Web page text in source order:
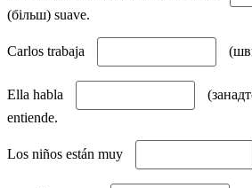
(більш) suave.
Carlos trabaja
Ella habla
entiende.
Los niños están muy